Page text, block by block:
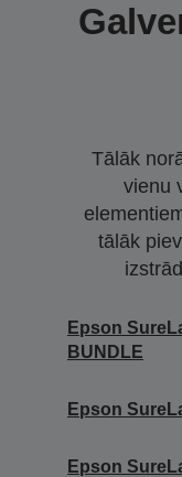
Tālāk
vienu
tālāk
Epson
BUNDLE
Epson
Epson